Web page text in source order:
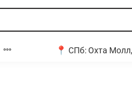
📍 СПб:Охта